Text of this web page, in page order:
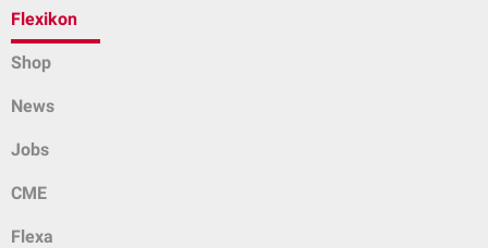
Flexikon
Shop
News
Jobs
CME
Flexa